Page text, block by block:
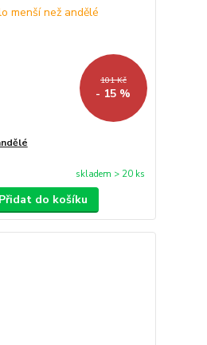
101 Kč
- 15 %
skladem > 20 ks
Přidat do košíku